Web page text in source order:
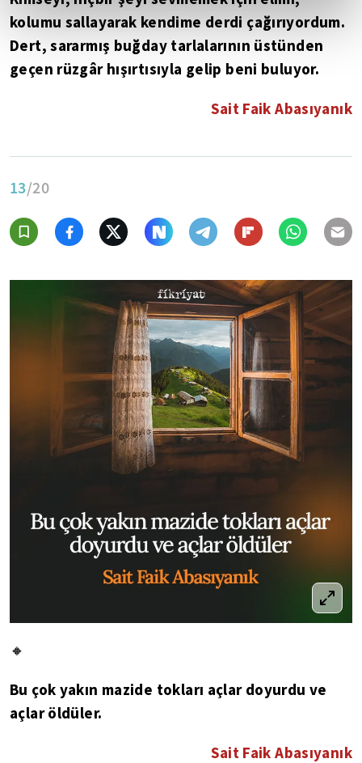
kolumu sallayarak kendime derdi çağırıyordum.
Dert, sararmış buğday tarlalarının üstünden
geçen rüzgâr hışırtısıyla gelip beni buluyor.
Sait Faik Abasıyanık
13/20
🔸
Bu çok yakın mazide tokları açlar doyurdu ve
açlar öldüler.
Sait Faik Abasıyanık